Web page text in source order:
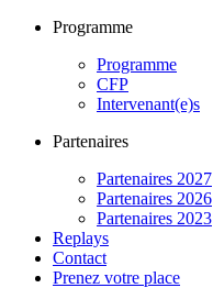
Programme
Programme
CFP
Intervenant(e)s
Partenaires
Partenaires 2027
Partenaires 2026
Partenaires 2023
Replays
Contact
Prenez votre place